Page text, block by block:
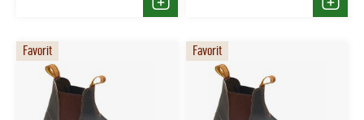
Köp Köp
Favorit Favorit